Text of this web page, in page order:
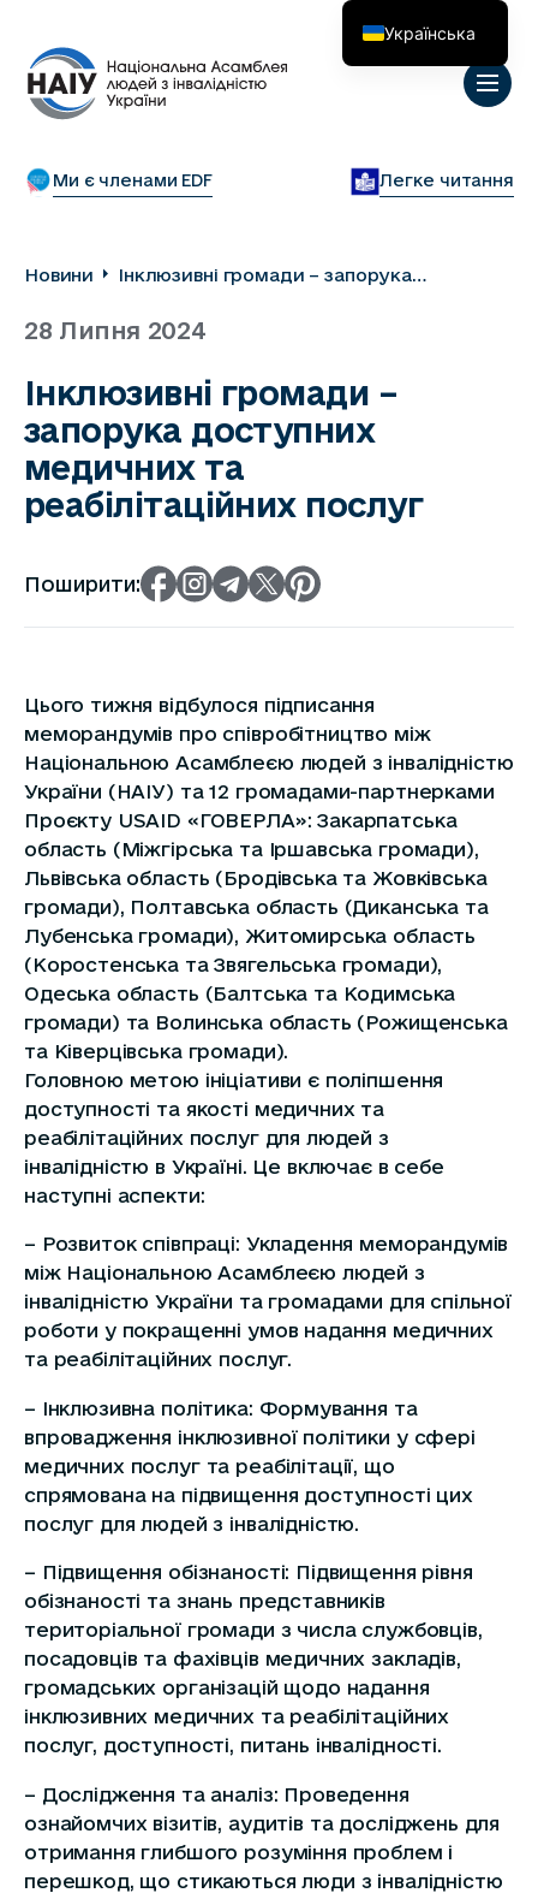
Ми є членами EDF Легке читання
Новини
Інклюзивні громади – запорука
послуг
28 Липня 2024
Інклюзивні громади –
запорука доступних
медичних та
реабілітаційних послуг
Поширити:
Цього тижня відбулося підписання
меморандумів про співробітництво між
Національною Асамблеєю людей з інвалідністю
України (НАІУ) та 12 громадами-партнерками
Проєкту USAID «ГОВЕРЛА»: Закарпатська
область (Міжгірська та Іршавська громади),
Львівська область (Бродівська та Жовківська
громади), Полтавська область (Диканська та
Лубенська громади), Житомирська область
(Коростенська та Звягельська громади),
Одеська область (Балтська та Кодимська
громади) та Волинська область (Рожищенська
та Ківерцівська громади).
Головною метою ініціативи є поліпшення
доступності та якості медичних та
реабілітаційних послуг для людей з
інвалідністю в Україні. Це включає в себе
наступні аспекти:
– Розвиток співпраці: Укладення меморандумів
між Національною Асамблеєю людей з
інвалідністю України та громадами для спільної
роботи у покращенні умов надання медичних
та реабілітаційних послуг.
– Інклюзивна політика: Формування та
впровадження інклюзивної політики у сфері
медичних послуг та реабілітації, що
спрямована на підвищення доступності цих
послуг для людей з інвалідністю.
– Підвищення обізнаності: Підвищення рівня
обізнаності та знань представників
територіальної громади з числа службовців,
посадовців та фахівців медичних закладів,
громадських організацій щодо надання
інклюзивних медичних та реабілітаційних
послуг, доступності, питань інвалідності.
– Дослідження та аналіз: Проведення
ознайомчих візитів, аудитів та досліджень для
отримання глибшого розуміння проблем і
перешкод, що стикаються люди з інвалідністю
Українська
English